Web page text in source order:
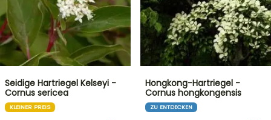
Seidige Hartriegel Kelseyi -
Cornus sericea
KLEINER PREIS
Hongkong-Hartriegel -
Cornus hongkongensis
ZU ENTDECKEN